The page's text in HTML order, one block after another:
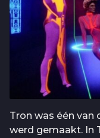
Tron was één van
werd gemaakt. In